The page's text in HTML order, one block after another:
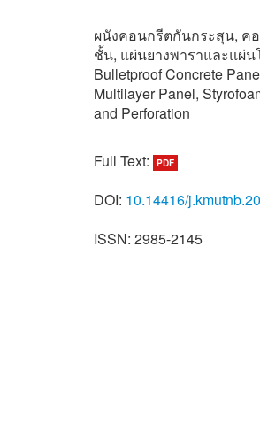
ผนังคอนกรีตกันกระสุน, ค
ชั้น, แผ่นยางพาราและแผ่
Bulletproof Concrete
Multilayer Panel,
and Perforation
Full Text: PDF
DOI: 10.14416/
ISSN: 2985-2145